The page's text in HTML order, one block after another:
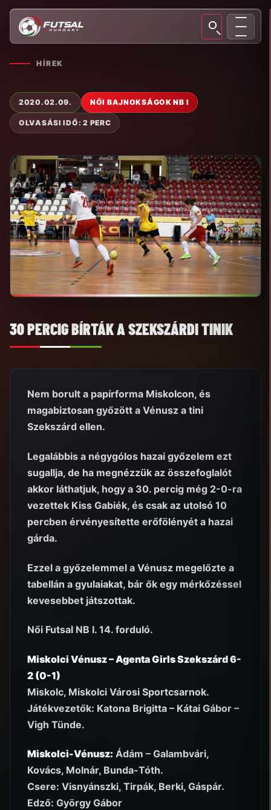
HÍREK
2020.02.09. NŐI BAJNOKSÁGOK NB I
OLVASÁSI IDŐ: 2 PERC
30 PERCIG BÍRTÁK A SZEKSZÁRDI TINIK
Nem borult a papírforma Miskolcon, és
magabiztosan győzött a Vénusz a tini
Szekszárd ellen.
Legalábbis a négygólos hazai győzelem ezt
sugallja, de ha megnézzük az összefoglalót
akkor láthatjuk, hogy a 30. percig még 2-0-ra
vezettek Kiss Gabiék, és csak az utolsó 10
percben érvényesítette erőfölényét a hazai
gárda.
Ezzel a győzelemmel a Vénusz megelőzte a
tabellán a gyulaiakat, bár ők egy mérkőzéssel
kevesebbet játszottak.
Női Futsal NB I. 14. forduló.
Miskolci Vénusz – Agenta Girls Szekszárd 6-
2 (0-1)
Miskolc, Miskolci Városi Sportcsarnok.
Játékvezetők: Katona Brigitta – Kátai Gábor –
Vigh Tünde.
Miskolci-Vénusz: Ádám – Galambvári,
Kovács, Molnár, Bunda-Tóth.
Csere: Visnyánszki, Tirpák, Berki, Gáspár.
Edző: György Gábor